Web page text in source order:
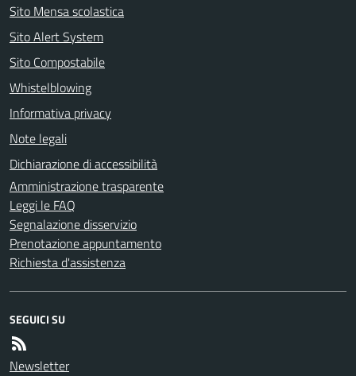
Sito Mensa scolastica
Sito Alert System
Sito Compostabile
Whistelblowing
Informativa privacy
Note legali
Dichiarazione di accessibilità
Amministrazione trasparente
Leggi le FAQ
Segnalazione disservizio
Prenotazione appuntamento
Richiesta d'assistenza
SEGUICI SU
Newsletter